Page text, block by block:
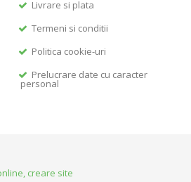
Livrare si plata
Termeni si conditii
Politica cookie-uri
Prelucrare date cu caracter
personal